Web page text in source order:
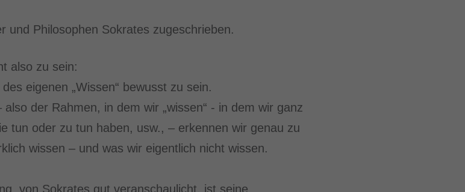
und Philosophen Sokrates zugeschrieben.
also zu sein:
eigenen „Wissen“ bewusst zu sein.
der Rahmen, in dem wir „wissen“ - in dem wir ganz
tun oder zu tun haben, usw., – erkennen wir genau zu
wissen – und was wir eigentlich nicht wissen.
von Sokrates gut veranschaulicht, ist seine